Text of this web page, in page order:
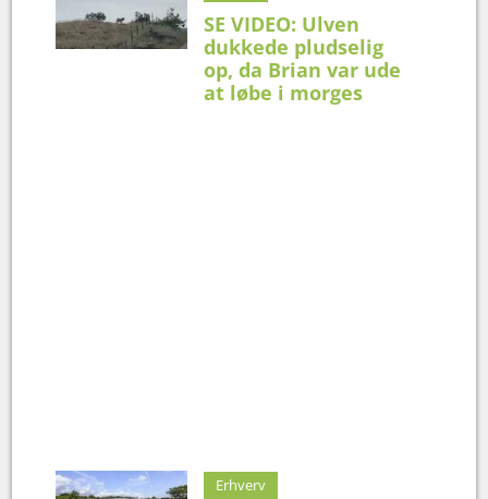
SE VIDEO: Ulven
dukkede pludselig
op, da Brian var ude
at løbe i morges
Erhverv